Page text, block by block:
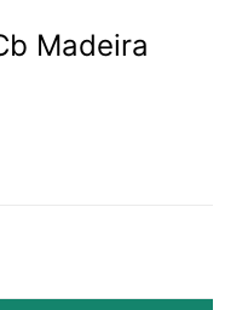
Madeira